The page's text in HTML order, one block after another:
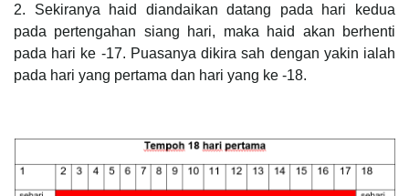
2. Sekiranya haid diandaikan datang pada hari kedua
pada pertengahan siang hari, maka haid akan berhenti
pada hari ke -17. Puasanya dikira sah dengan yakin ialah
pada hari yang pertama dan hari yang ke -18.